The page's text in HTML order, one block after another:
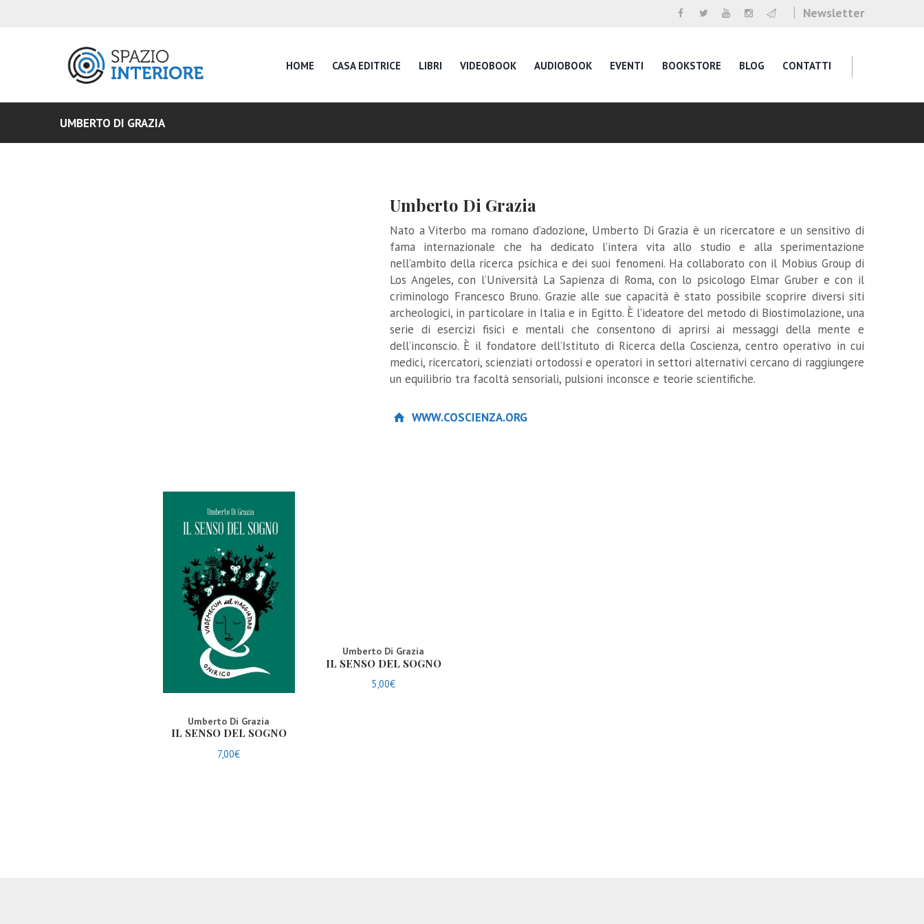
Newsletter
HOME CASA EDITRICE LIBRI VIDEOBOOK AUDIOBOOK EVENTI BOOKSTORE BLOG CONTATTI
UMBERTO DI GRAZIA
Umberto Di Grazia
Nato a Viterbo ma romano d’adozione, Umberto Di Grazia è un ricercatore e un sensitivo di
fama internazionale che ha dedicato l’intera vita allo studio e alla sperimentazione
nell’ambito della ricerca psichica e dei suoi fenomeni. Ha collaborato con il Mobius Group di
Los Angeles, con l’Università La Sapienza di Roma, con lo psicologo Elmar Gruber e con il
criminologo Francesco Bruno. Grazie alle sue capacità è stato possibile scoprire diversi siti
archeologici, in particolare in Italia e in Egitto. È l’ideatore del metodo di Biostimolazione, una
serie di esercizi fisici e mentali che consentono di aprirsi ai messaggi della mente e
dell’inconscio. È il fondatore dell’Istituto di Ricerca della Coscienza, centro operativo in cui
medici, ricercatori, scienziati ortodossi e operatori in settori alternativi cercano di raggiungere
un equilibrio tra facoltà sensoriali, pulsioni inconsce e teorie scientifiche.
WWW.COSCIENZA.ORG
Umberto Di Grazia
IL SENSO DEL SOGNO
7,00€
Umberto Di Grazia
IL SENSO DEL SOGNO
5,00€